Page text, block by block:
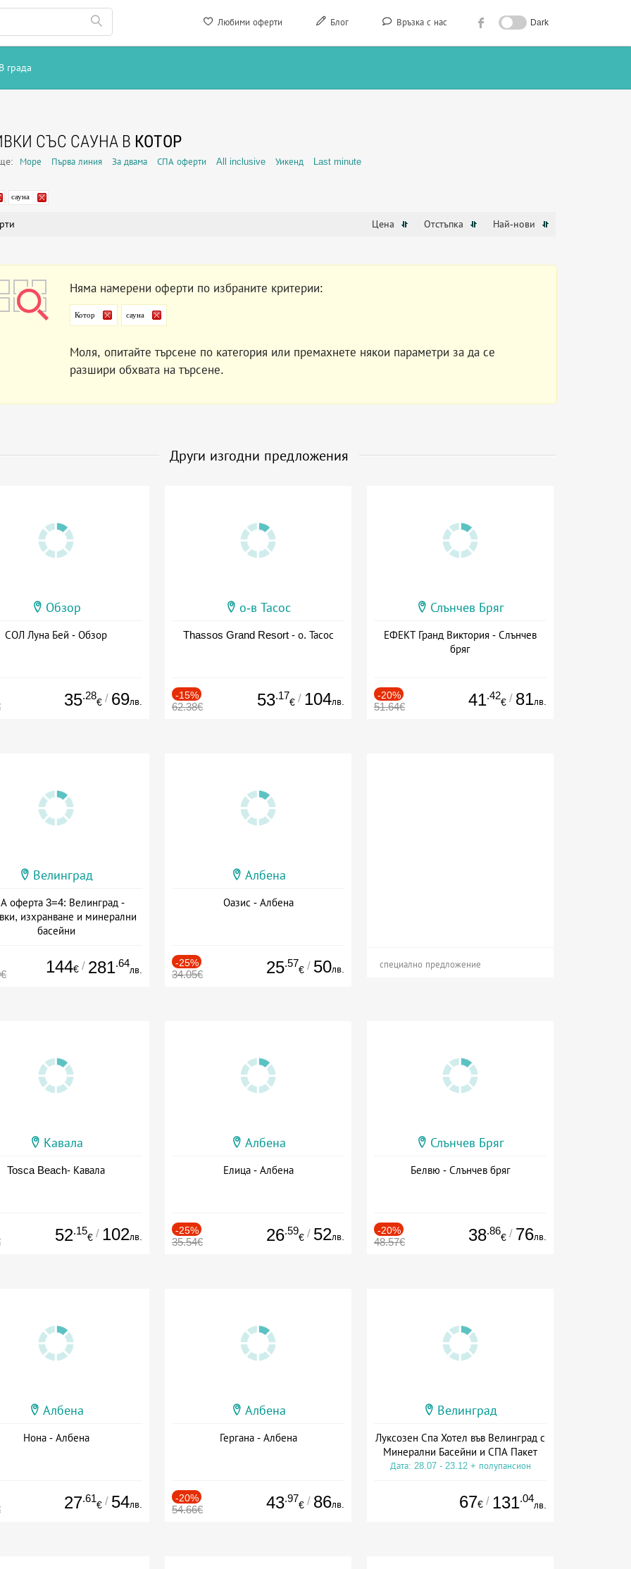
Любими оферти Блог Връзка с нас Dark
В града
СЪС САУНА В КОТОР
Море Първа линия За двама СПА оферти All inclusive Уикенд Last minute
сауна
Цена Отстъпка Най-нови
Няма намерени оферти по избраните критерии:
Котор сауна
Моля, опитайте търсене по категория или премахнете някои параметри за да се
разшири обхвата на търсене.
Други изгодни предложения
Обзор
СОЛ Луна Бей - Обзор
35.28
€ / 69лв.
о-в Тасос
Thassos Grand Resort - о. Тасос
-15%
62.38€ 53.17
€ / 104лв.
Слънчев Бряг
ЕФЕКТ Гранд Виктория - Слънчев
бряг
-20%
51.64€ 41.42
€ / 81лв.
Велинград
оферта 3=4: Велинград -
изхранване и минерални
басейни
144€ / 281.64
лв.
Албена
Оазис - Албена
-25%
34.05€ 25.57
€ / 50лв. специално предложение
Кавала
Tosca Beach- Кавала
52.15
€ / 102лв.
Албена
Елица - Албена
-25%
35.54€ 26.59
€ / 52лв.
Слънчев Бряг
Белвю - Слънчев бряг
-20%
48.57€ 38.86
€ / 76лв.
Албена
Нона - Албена
27.61
€ / 54лв.
Албена
Гергана - Албена
-20%
54.66€ 43.97
€ / 86лв.
Велинград
Луксозен Спа Хотел във Велинград с
Минерални Басейни и СПА Пакет
Дата: 28.07 - 23.12 + полупансион
67€ / 131.04
лв.